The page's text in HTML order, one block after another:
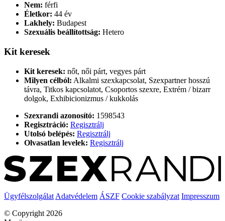
Nem: férfi
Életkor: 44 év
Lakhely: Budapest
Szexuális beállítottság: Hetero
Kit keresek
Kit keresek: nőt, női párt, vegyes párt
Milyen célból: Alkalmi szexkapcsolat, Szexpartner hosszú
távra, Titkos kapcsolatot, Csoportos szexre, Extrém / bizarr
dolgok, Exhibicionizmus / kukkolás
Szexrandi azonosító: 1598543
Regisztráció: Regisztrálj
Utolsó belépés: Regisztrálj
Olvasatlan levelek: Regisztrálj
Ügyfélszolgálat Adatvédelem ÁSZF Cookie szabályzat Impresszum
© Copyright 2026